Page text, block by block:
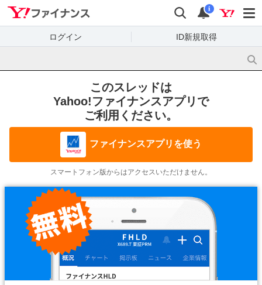
Yahoo!ファイナンス
検索 通知
i
ログイン ID新規取得
このスレッドは
Yahoo!ファイナンスアプリで
ご利用ください。
ファイナンスアプリを使う
スマートフォン版からはアクセスいただけません。